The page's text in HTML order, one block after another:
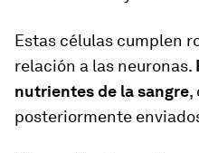
Estas células cumplen
relación a las neuronas.
nutrientes de la sangre,
posteriormente